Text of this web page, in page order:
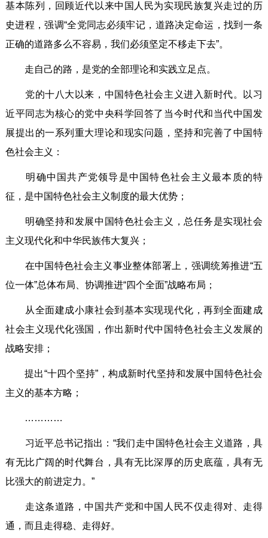
基本陈列，回顾近代以来中国人民为实现民族复兴走过的历
史进程，强调“全党同志必须牢记，道路决定命运，找到一条
正确的道路多么不容易，我们必须坚定不移走下去”。
走自己的路，是党的全部理论和实践立足点。
党的十八大以来，中国特色社会主义进入新时代。以习
近平同志为核心的党中央科学回答了当今时代和当代中国发
展提出的一系列重大理论和现实问题，坚持和完善了中国特
色社会主义：
明确中国共产党领导是中国特色社会主义最本质的特
征，是中国特色社会主义制度的最大优势；
明确坚持和发展中国特色社会主义，总任务是实现社会
主义现代化和中华民族伟大复兴；
在中国特色社会主义事业整体部署上，强调统筹推进“五
位一体”总体布局、协调推进“四个全面”战略布局；
从全面建成小康社会到基本实现现代化，再到全面建成
社会主义现代化强国，作出新时代中国特色社会主义发展的
战略安排；
提出“十四个坚持”，构成新时代坚持和发展中国特色社会
主义的基本方略；
…………
习近平总书记指出：“我们走中国特色社会主义道路，具
有无比广阔的时代舞台，具有无比深厚的历史底蕴，具有无
比强大的前进定力。”
走这条道路，中国共产党和中国人民不仅走得对、走得
通，而且走得稳、走得好。